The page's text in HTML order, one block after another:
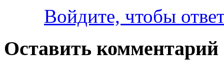
Войдите, чтобы
Оставить комментарий